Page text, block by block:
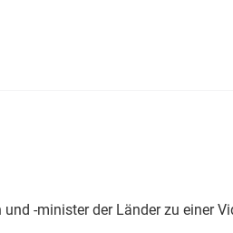
-minister der Länder zu einer